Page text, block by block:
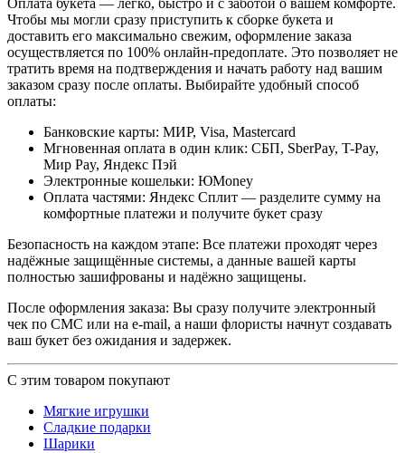
Оплата букета — легко, быстро и с заботой о вашем комфорте.
Чтобы мы могли сразу приступить к сборке букета и
доставить его максимально свежим, оформление заказа
осуществляется по 100% онлайн-предоплате. Это позволяет не
тратить время на подтверждения и начать работу над вашим
заказом сразу после оплаты. Выбирайте удобный способ
оплаты:
Банковские карты: МИР, Visa, Mastercard
Мгновенная оплата в один клик: СБП, SberPay, T-Pay,
Мир Pay, Яндекс Пэй
Электронные кошельки: ЮMoney
Оплата частями: Яндекс Сплит — разделите сумму на
комфортные платежи и получите букет сразу
Безопасность на каждом этапе: Все платежи проходят через
надёжные защищённые системы, а данные вашей карты
полностью зашифрованы и надёжно защищены.
После оформления заказа: Вы сразу получите электронный
чек по СМС или на e-mail, а наши флористы начнут создавать
ваш букет без ожидания и задержек.
С этим товаром покупают
Мягкие игрушки
Сладкие подарки
Шарики